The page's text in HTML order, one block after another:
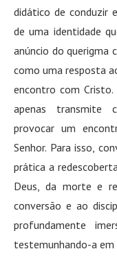
didático de conduzir
de uma identidade
anúncio do querigma
como uma resposta
encontro com Cristo.
apenas transmite
provocar um
Senhor. Para isso,
prática a
Deus, da morte e
conversão e ao
profundamente
testemunhando-a em